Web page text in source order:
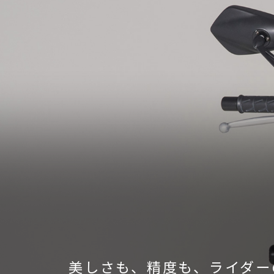
美しさも、精度も、ライダ